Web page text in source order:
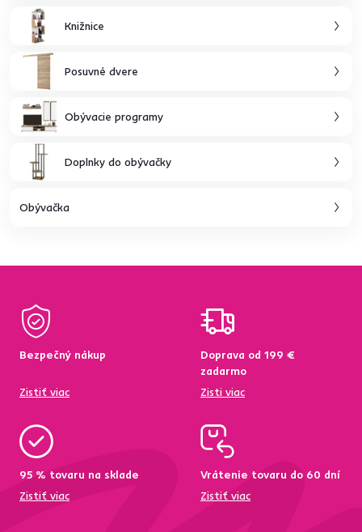
Knižnice
Posuvné dvere
Obývacie programy
Doplnky do obývačky
Obývačka
Bezpečný nákup
Zistiť viac
Doprava od 199 €
zadarmo
Zisti viac
95 % tovaru na sklade
Zistiť viac
Vrátenie tovaru do 60 dní
Zistiť viac